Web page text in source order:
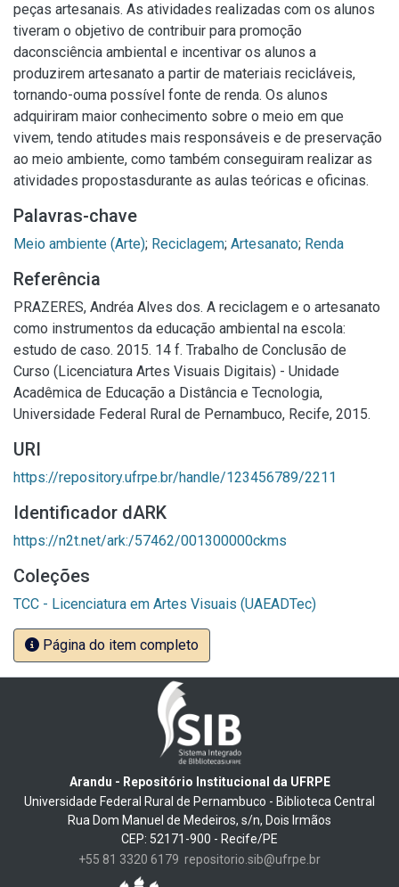
peças artesanais. As atividades realizadas com os alunos
tiveram o objetivo de contribuir para promoção
daconsciência ambiental e incentivar os alunos a
produzirem artesanato a partir de materiais recicláveis,
tornando-ouma possível fonte de renda. Os alunos
adquiriram maior conhecimento sobre o meio em que
vivem, tendo atitudes mais responsáveis e de preservação
ao meio ambiente, como também conseguiram realizar as
atividades propostasdurante as aulas teóricas e oficinas.
Palavras-chave
Meio ambiente (Arte); Reciclagem; Artesanato; Renda
Referência
PRAZERES, Andréa Alves dos. A reciclagem e o artesanato
como instrumentos da educação ambiental na escola:
estudo de caso. 2015. 14 f. Trabalho de Conclusão de
Curso (Licenciatura Artes Visuais Digitais) - Unidade
Acadêmica de Educação a Distância e Tecnologia,
Universidade Federal Rural de Pernambuco, Recife, 2015.
URI
https://repository.ufrpe.br/handle/123456789/2211
Identificador dARK
https://n2t.net/ark:/57462/001300000ckms
Coleções
TCC - Licenciatura em Artes Visuais (UAEADTec)
Página do item completo
Arandu - Repositório Institucional da UFRPE
Universidade Federal Rural de Pernambuco - Biblioteca Central
Rua Dom Manuel de Medeiros, s/n, Dois Irmãos
CEP: 52171-900 - Recife/PE
+55 81 3320 6179 repositorio.sib@ufrpe.br